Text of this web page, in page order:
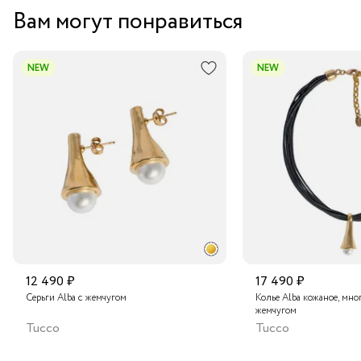
Вам могут понравиться
NEW
12 490 ₽
Серьги Alba с жемчугом
Tucco
NEW
17 490 ₽
Колье Alba кожаное,
жемчугом
Tucco